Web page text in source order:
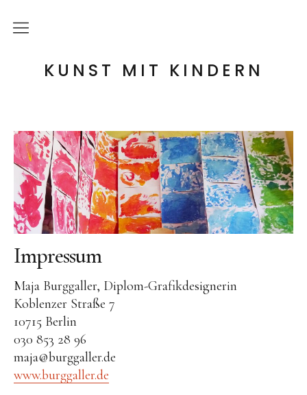
KUNST MIT KINDERN
die Idee
Holzwerkstatt
Tonwerkstatt
Farb-Werkstatt
Wir schaffen Landschaften
Handpuppen-Werkstatt
Steckentiere-Werkstatt
Architektur-Werkstatt
Druckwerkstatt
Alles Müll oder was?
Impressum
Maja Burggaller, Diplom-Grafikdesignerin
Koblenzer Straße 7
10715 Berlin
030 853 28 96
maja@burggaller.de
www.burggaller.de